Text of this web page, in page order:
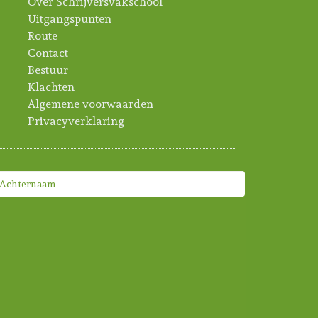
Uitgangspunten
Route
Contact
Bestuur
Klachten
Algemene voorwaarden
Privacyverklaring